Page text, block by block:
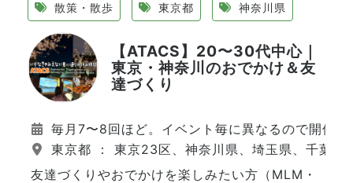
散策・散歩 東京都 神奈川県
【ATACS】20〜30代中心｜
東京・神奈川のおでかけ＆友
達づくり
毎月7〜8回ほど。イベント毎に異なるので開催
東京都 ： 東京23区、神奈川県、埼玉県、千葉県
友達づくりやおでかけを楽しみたい方（MLM・